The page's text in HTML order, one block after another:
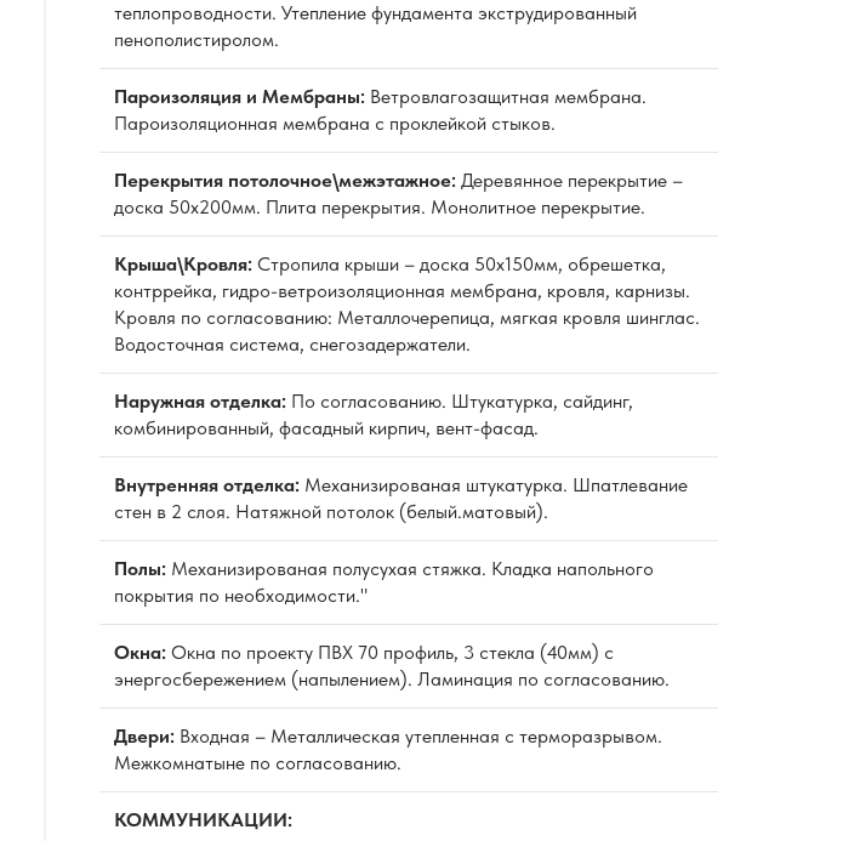
теплопроводности. Утепление фундамента экструдированный
пенополистиролом.
Пароизоляция и Мембраны: Ветровлагозащитная мембрана.
Пароизоляционная мембрана с проклейкой стыков.
Перекрытия потолочное\межэтажное: Деревянное перекрытие –
доска 50х200мм. Плита перекрытия. Монолитное перекрытие.
Крыша\Кровля: Стропила крыши – доска 50х150мм, обрешетка,
контррейка, гидро-ветроизоляционная мембрана, кровля, карнизы.
Кровля по согласованию: Металлочерепица, мягкая кровля шинглас.
Водосточная система, снегозадержатели.
Наружная отделка: По согласованию. Штукатурка, сайдинг,
комбинированный, фасадный кирпич, вент-фасад.
Внутренняя отделка: Механизированая штукатурка. Шпатлевание
стен в 2 слоя. Натяжной потолок (белый.матовый).
Полы: Механизированая полусухая стяжка. Кладка напольного
покрытия по необходимости."
Окна: Окна по проекту ПВХ 70 профиль, 3 стекла (40мм) с
энергосбережением (напылением). Ламинация по согласованию.
Двери: Входная – Металлическая утепленная с терморазрывом.
Межкомнатыне по согласованию.
КОММУНИКАЦИИ: